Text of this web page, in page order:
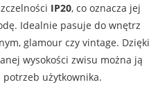
IP20, co oznacza jej
Idealnie pasuje do wnętrz
glamour czy vintage. Dzięki
wysokości zwisu można ją
użytkownika.